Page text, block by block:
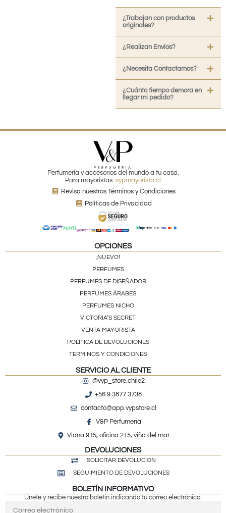
¿Trabajan con productos
originales?
¿Realizan Envíos?
¿Necesita Contactarnos?
¿Cuánto tiempo demora en
llegar mi pedido?
Perfumería y accesorios del mundo a tu casa.
Para mayoristas: vypmayorista.cl
Revisa nuestros Términos y Condiciones
Políticas de Privacidad
OPCIONES
¡NUEVO!
PERFUMES
PERFUMES DE DISEÑADOR
PERFUMES ÁRABES
PERFUMES NICHO
VICTORIA’S SECRET
VENTA MAYORISTA
POLÍTICA DE DEVOLUCIONES
TÉRMINOS Y CONDICIONES
SERVICIO AL CLIENTE
@vyp_store.chile2
+56 9 3877 3738
contacto@app.vypstore.cl
V&P Perfumeria
Viana 915, oficina 215, viña del mar
DEVOLUCIONES
SOLICITAR DEVOLUCIÓN
SEGUIMIENTO DE DEVOLUCIONES
BOLETÍN INFORMATIVO
Únete y recibe nuestro boletín indicando tu correo electrónico: